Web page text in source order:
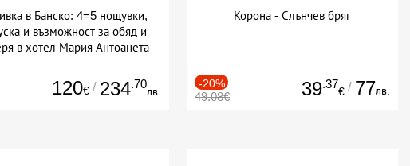
в Банско: 4=5 нощувки,
и възможност за обяд и
в хотел Мария Антоанета
120€ / 234.70
лв.
Корона - Слънчев бряг
-20%
49.08€ 39.37
€ / 77лв.